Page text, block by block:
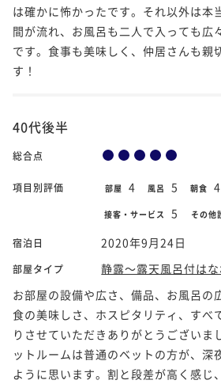
は確かに怖かったです。それ以外は本
間が流れ、お風呂も二人で入っても広
です。食事も美味しく、仲居さんも親
す！
40代後半
総合点
項目別評価 部屋 4 風呂 5 朝食 4
接客・サービス 5 その他
宿泊日 2020年9月24日
部屋タイプ
静露～露天風呂付は
お部屋の設備や広さ、備品、お風呂の
食の美味しさ、ホスピタリティ、すべ
りさせていただきありがとうございま
ットルームは普通のベットの方が、深
ように思います。割と段差が高く感じ